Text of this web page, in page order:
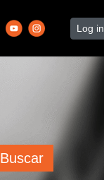
Log in
Buscar